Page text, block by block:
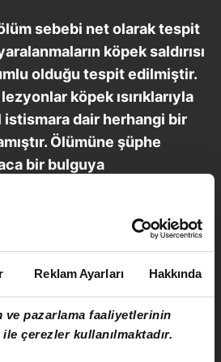
Reklam Ayarları Hakkında
ve pazarlama faaliyetlerinin
çerezler kullanılmaktadır.
sebebi net olarak tespit
köpek saldırısı
olduğu tespit edilmiştir.
köpek ısırıklarıyla
dair herhangi bir
Ölümüne şüphe
bir bulguya
ve dayanaksız
zor bir duruma sokmakta,
bilgilendirmektedirler.
yayan, kamuoyunu
aileye iftira atan kişi ve
yasal işlemler başlatılacak
bulunulacaktır.